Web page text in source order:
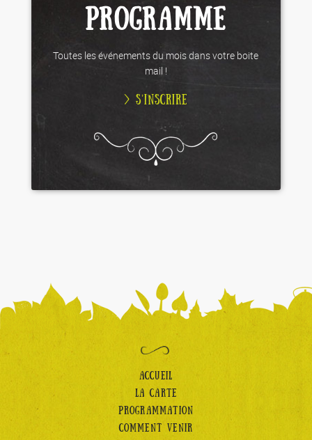
PROGRAMME
Toutes les événements du mois dans votre boite
mail !
> S’INSCRIRE
ACCUEIL
LA CARTE
PROGRAMMATION
COMMENT VENIR